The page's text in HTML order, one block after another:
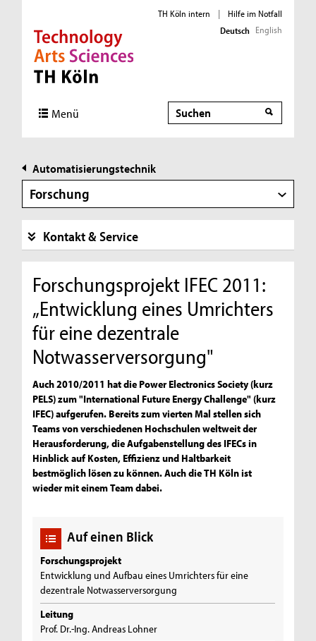
Direkt zur Hauptnavigation
Direkt zur Subnavigation
Direkt zum Inhalt
Direkt zum Fußbereich
TH Köln intern |
Hilfe im Notfall
Deutsch English
Menü Suche
Suche
Automatisierungstechnik
Forschung
Kontakt & Service
Forschungsprojekt IFEC 2011:
„Entwicklung eines Umrichters
für eine dezentrale
Notwasserversorgung"
Auch 2010/2011 hat die Power Electronics Society (kurz
PELS) zum "International Future Energy Challenge" (kurz
IFEC) aufgerufen. Bereits zum vierten Mal stellen sich
Teams von verschiedenen Hochschulen weltweit der
Herausforderung, die Aufgabenstellung des IFECs in
Hinblick auf Kosten, Effizienz und Haltbarkeit
bestmöglich lösen zu können. Auch die TH Köln ist
wieder mit einem Team dabei.
Auf einen Blick
Forschungsprojekt
Entwicklung und Aufbau eines Umrichters für eine
dezentrale Notwasserversorgung
Leitung
Prof. Dr.-Ing. Andreas Lohner